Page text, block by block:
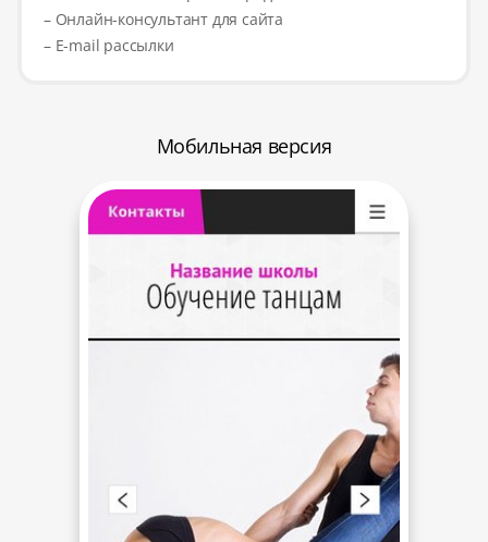
– Онлайн-консультант для сайта
– E-mail рассылки
Мобильная версия